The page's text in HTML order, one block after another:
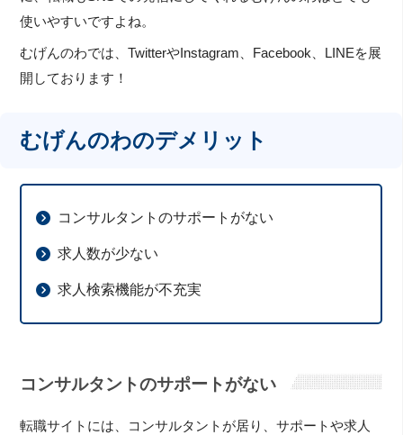
使いやすいですよね。
むげんのわでは、TwitterやInstagram、Facebook、LINEを展
開しております！
むげんのわのデメリット
コンサルタントのサポートがない
求人数が少ない
求人検索機能が不充実
コンサルタントのサポートがない
転職サイトには、コンサルタントが居り、サポートや求人